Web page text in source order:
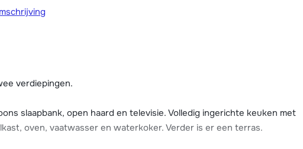
gerechten en is het mogelijk om een ontbijt te boeken. Ook
après-ski plaats.
stube, televisieruimte, bar, terras en parkeerplaats. Tegen
Het is mogelijk om (tegen betaling) gebruik te maken van de wellness in
verdiepingen.
slaapbank, open haard en televisie. Volledig ingerichte keuken met
oven, vaatwasser en waterkoker. Verder is er een terras.